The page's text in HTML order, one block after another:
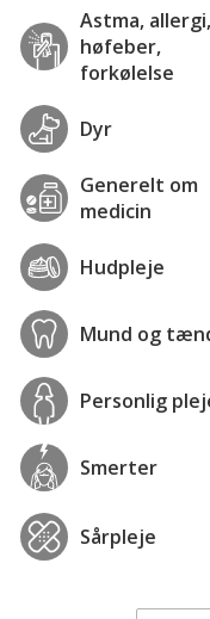
Astma, allergi,
høfeber,
forkølelse
Dyr
Generelt om
medicin
Hudpleje
Mund og
Personlig
Smerter
Sårpleje